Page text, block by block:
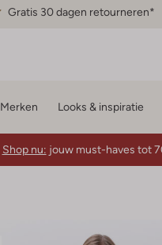
Gratis 30 dagen retourneren*
Merken Looks & inspiratie
Shop nu: jouw must-haves tot